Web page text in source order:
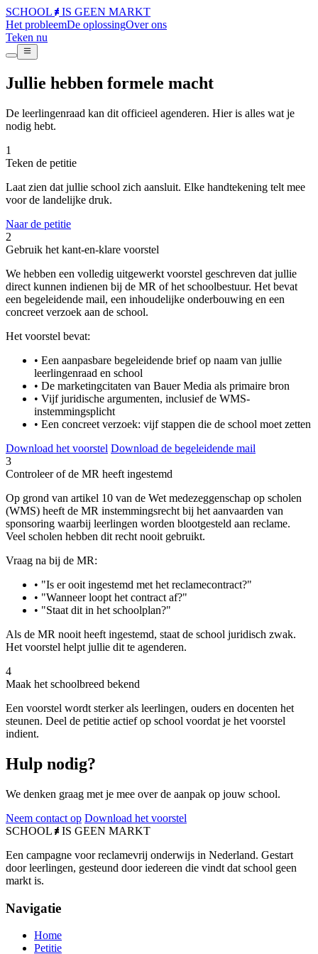
SCHOOL IS GEEN MARKT
Het probleemDe oplossingOver ons
Teken nu
Jullie hebben formele macht
De leerlingenraad kan dit officieel agenderen. Hier is alles wat je
nodig hebt.
1
Teken de petitie
Laat zien dat jullie school zich aansluit. Elke handtekening telt mee
voor de landelijke druk.
Naar de petitie
2
Gebruik het kant-en-klare voorstel
We hebben een volledig uitgewerkt voorstel geschreven dat jullie
direct kunnen indienen bij de MR of het schoolbestuur. Het bevat
een begeleidende mail, een inhoudelijke onderbouwing en een
concreet verzoek aan de school.
Het voorstel bevat:
• Een aanpasbare begeleidende brief op naam van jullie
leerlingenraad en school
• De marketingcitaten van Bauer Media als primaire bron
• Vijf juridische argumenten, inclusief de WMS-
instemmingsplicht
• Een concreet verzoek: vijf stappen die de school moet zetten
Download het voorstel Download de begeleidende mail
3
Controleer of de MR heeft ingestemd
Op grond van artikel 10 van de Wet medezeggenschap op scholen
(WMS) heeft de MR instemmingsrecht bij het aanvaarden van
sponsoring waarbij leerlingen worden blootgesteld aan reclame.
Veel scholen hebben dit recht nooit gebruikt.
Vraag na bij de MR:
• "Is er ooit ingestemd met het reclamecontract?"
• "Wanneer loopt het contract af?"
• "Staat dit in het schoolplan?"
Als de MR nooit heeft ingestemd, staat de school juridisch zwak.
Het voorstel helpt jullie dit te agenderen.
4
Maak het schoolbreed bekend
Een voorstel wordt sterker als leerlingen, ouders en docenten het
steunen. Deel de petitie actief op school voordat je het voorstel
indient.
Hulp nodig?
We denken graag met je mee over de aanpak op jouw school.
Neem contact op Download het voorstel
SCHOOL
IS GEEN MARKT
Een campagne voor reclamevrij onderwijs in Nederland. Gestart
door leerlingen, gesteund door iedereen die vindt dat school geen
markt is.
Navigatie
Home
Petitie